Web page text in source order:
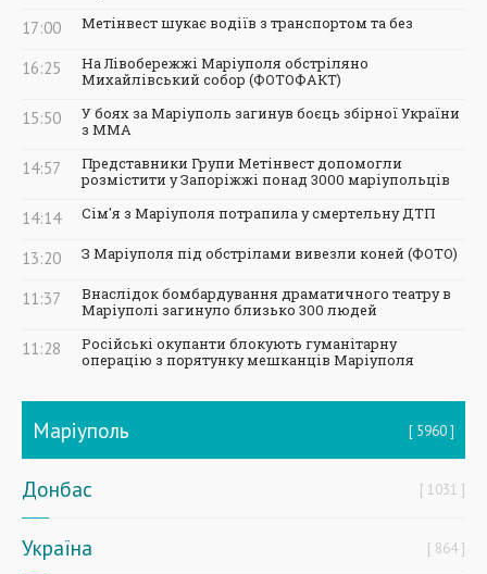
17:00 Метінвест шукає водіїв з транспортом та без
16:25
На Лівобережжі Маріуполя обстріляно
Михайлівський собор (ФОТОФАКТ)
15:50
У боях за Маріуполь загинув боєць збірної України
з ММА
14:57
Представники Групи Метінвест допомогли
розмістити у Запоріжжі понад 3000 маріупольців
14:14 Сім'я з Маріуполя потрапила у смертельну ДТП
13:20 З Маріуполя під обстрілами вивезли коней (ФОТО)
11:37
Внаслідок бомбардування драматичного театру в
Маріуполі загинуло близько 300 людей
11:28
Російські окупанти блокують гуманітарну
операцію з порятунку мешканців Маріуполя
Маріуполь 5960
Донбас 1031
Україна 864